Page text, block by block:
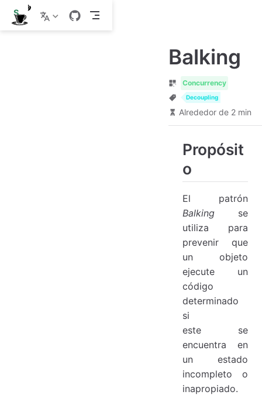
S
a
l
Balking
Concurrency
Decoupling
Alrededor de 2 min
Propósit
o
El patrón
Balking se
utiliza para
prevenir que
un objeto
ejecute un
código
determinado
si
este se
encuentra en
un estado
incompleto o
inapropiado.